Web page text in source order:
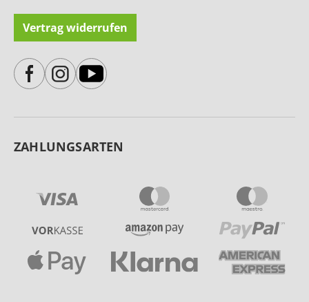
Vertrag widerrufen
ZAHLUNGSARTEN